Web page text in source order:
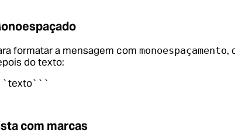
formatar a mensagem com monoespaçamento,
do texto:
com marcas